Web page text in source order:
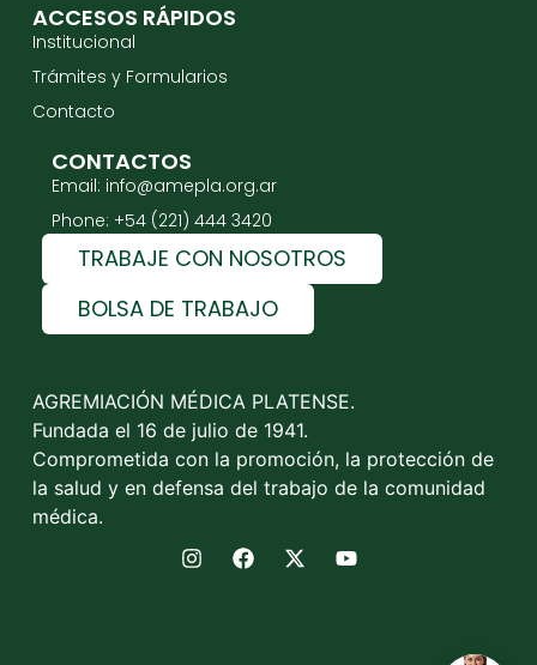
AGREMIACIÓN MÉDICA PLATENSE.
Fundada el 16 de julio de 1941.
Comprometida con la promoción, la protección de
la salud y en defensa del trabajo de la comunidad
médica.
ACCESOS RÁPIDOS
Institucional
Trámites y Formularios
Contacto
CONTACTOS
Email: info@amepla.org.ar
Phone: +54 (221) 444 3420
TRABAJE CON NOSOTROS
BOLSA DE TRABAJO